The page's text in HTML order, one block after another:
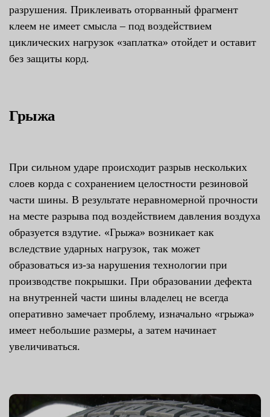
разрушения. Приклеивать оторванный фрагмент
клеем не имеет смысла – под воздействием
циклических нагрузок «заплатка» отойдет и оставит
без защиты корд.
Грыжа
При сильном ударе происходит разрыв нескольких
слоев корда с сохранением целостности резиновой
части шины. В результате неравномерной прочности
на месте разрыва под воздействием давления воздуха
образуется вздутие. «Грыжа» возникает как
вследствие ударных нагрузок, так может
образоваться из-за нарушения технологии при
производстве покрышки. При образовании дефекта
на внутренней части шины владелец не всегда
оперативно замечает проблему, изначально «грыжа»
имеет небольшие размеры, а затем начинает
увеличиваться.